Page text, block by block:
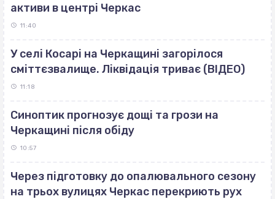
активи в центрі Черкас
11:40
У селі Косарі на Черкащині загорілося
сміттєзвалище. Ліквідація триває (ВІДЕО)
11:18
Синоптик прогнозує дощі та грози на
Черкащині після обіду
10:57
Через підготовку до опалювального сезону
на трьох вулицях Черкас перекриють рух